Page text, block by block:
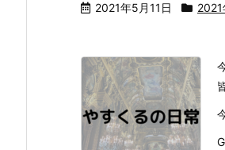
2021年5月11日